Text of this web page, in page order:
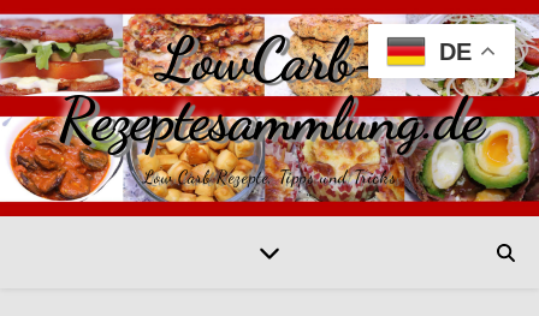
LowCarb-
Rezeptesammlung.de
Low Carb Rezepte, Tipps und Tricks
DE